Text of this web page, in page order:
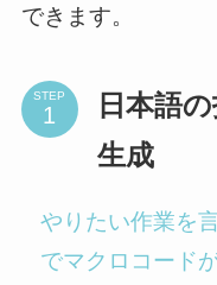
できます。
STEP
日本語
生成
やりたい作業を
でマクロコード